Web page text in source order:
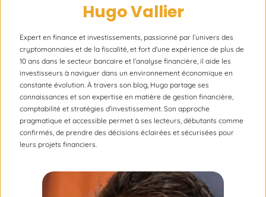
Hugo Vallier
Expert en finance et investissements, passionné par l’univers des
cryptomonnaies et de la fiscalité, et fort d’une expérience de plus de
10 ans dans le secteur bancaire et l’analyse financière, il aide les
investisseurs à naviguer dans un environnement économique en
constante évolution. À travers son blog, Hugo partage ses
connaissances et son expertise en matière de gestion financière,
comptabilité et stratégies d’investissement. Son approche
pragmatique et accessible permet à ses lecteurs, débutants comme
confirmés, de prendre des décisions éclairées et sécurisées pour
leurs projets financiers.